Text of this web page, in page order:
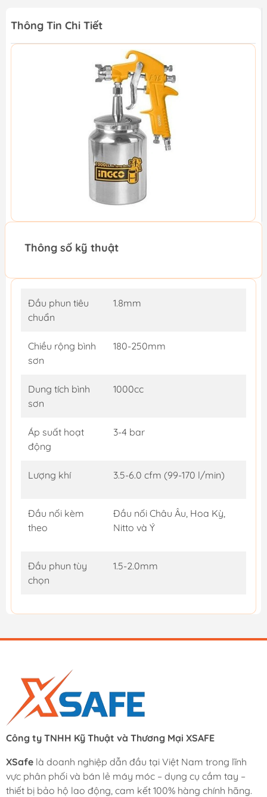
Thông Tin Chi Tiết
Thông số kỹ thuật
Đầu phun tiêu
chuẩn
1.8mm
Chiều rộng bình
sơn
180-250mm
Dung tích bình
sơn
1000cc
Áp suất hoạt
động
3-4 bar
Lượng khí 3.5-6.0 cfm (99-170 l/min)
Đầu nối kèm
theo
Đầu nối Châu Âu, Hoa Kỳ,
Nitto và Ý
Đầu phun tùy
chọn
1.5-2.0mm
Công ty TNHH Kỹ Thuật và Thương Mại XSAFE
XSafe là doanh nghiệp dẫn đầu tại Việt Nam trong lĩnh
vực phân phối và bán lẻ máy móc – dụng cụ cầm tay –
thiết bị bảo hộ lao động, cam kết 100% hàng chính hãng.